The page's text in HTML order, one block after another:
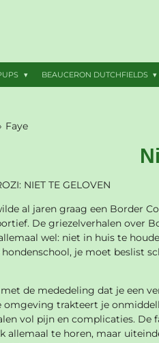
BEAUCERON DUTCHFIELDS
Faye
NIET TE GELOVEN
al jaren graag een Border
De griezelverhalen over
wel: niet in huis te
je moet beslist
de mededeling dat je een
omgeving trakteert je
vol pijn en complicaties. De
allemaal te horen, maar